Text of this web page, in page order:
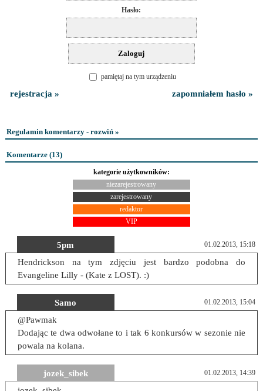
Hasło:
pamiętaj na tym urządzeniu
rejestracja » zapomniałem hasło »
Regulamin komentarzy - rozwiń »
Komentarze (13)
kategorie użytkowników:
niezarejestrowany
zarejestrowany
redaktor
VIP
5pm 01.02.2013, 15:18
Hendrickson na tym zdjęciu jest bardzo podobna do
Evangeline Lilly - (Kate z LOST). :)
Samo 01.02.2013, 15:04
@Pawmak
Dodając te dwa odwołane to i tak 6 konkursów w sezonie nie
powala na kolana.
jozek_sibek 01.02.2013, 14:39